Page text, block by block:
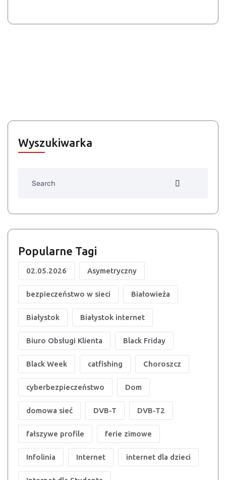
Wyszukiwarka
Popularne Tagi
02.05.2026 Asymetryczny
bezpieczeństwo w sieci Białowieża
Białystok Białystok internet
Biuro Obsługi Klienta Black Friday
Black Week catfishing Choroszcz
cyberbezpieczeństwo Dom
domowa sieć DVB-T DVB-T2
fałszywe profile ferie zimowe
Infolinia Internet internet dla dzieci